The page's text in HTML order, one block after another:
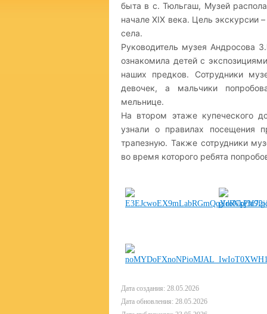
быта в с. Тюльгаш, Музей
начале XIX века. Цель экскурсии
села.
Руководитель музея Андросова
ознакомила детей с
наших предков. Сотрудники
девочек, а мальчики
мельнице.
На втором этаже купеческого
узнали о правилах посещения
трапезную. Также сотрудники
во время которого ребята
Дата создания: 28.05.2026
Дата обновления: 28.05.2026